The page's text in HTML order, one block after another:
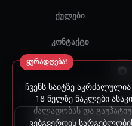
ყურადღება!
ჩვენს საიტზე
18 წელზე ნაკლები
ძალადობას და
შინაარსს, გთხოვთ,
ქულები
კონტაქტი
© 2024 - 2026 ყველა
ვებგვერდის